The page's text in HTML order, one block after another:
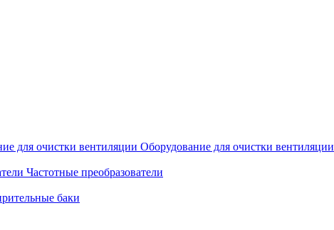
Оборудование для очистки вентиляции
Частотные преобразователи
баки